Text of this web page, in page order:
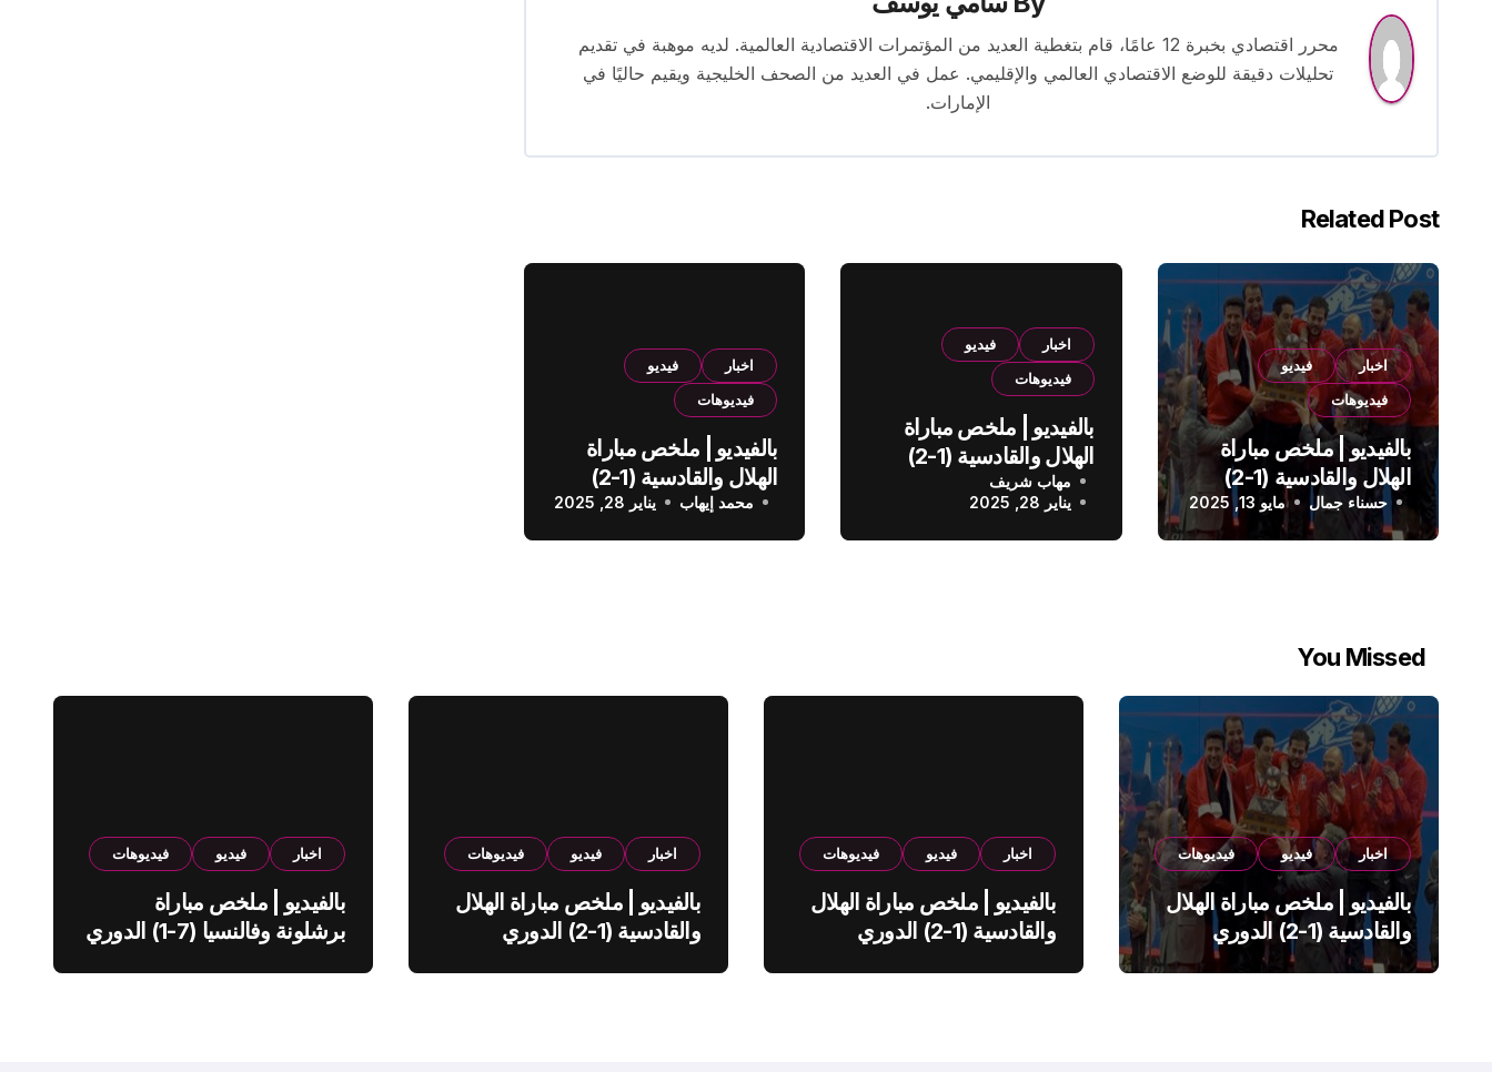
محرر اقتصادي بخبرة 12 عامًا، قام بتغطية العديد من المؤتمرات الاقتصادية العالمية. لديه موهبة في تقديم
تحليلات دقيقة للوضع الاقتصادي العالمي والإقليمي. عمل في العديد من الصحف الخليجية ويقيم حاليًا في
الإمارات.
Related Post
اخبار
فيديو
فيديوهات
بالفيديو | ملخص مباراة
الهلال والقادسية (1-2)
الدوري السعودي
حسناء جمال مايو 13, 2025
اخبار
فيديو
فيديوهات
بالفيديو | ملخص مباراة
الهلال والقادسية (1-2)
الدوري السعودي
مهاب شريف
يناير 28, 2025
اخبار
فيديو
فيديوهات
بالفيديو | ملخص مباراة
الهلال والقادسية (1-2)
الدوري السعودي
محمد إيهاب يناير 28, 2025
You Missed
اخبار فيديو فيديوهات
بالفيديو | ملخص مباراة الهلال
والقادسية (1-2) الدوري
السعودي
اخبار فيديو فيديوهات
بالفيديو | ملخص مباراة الهلال
والقادسية (1-2) الدوري
اخبار فيديو فيديوهات
بالفيديو | ملخص مباراة الهلال
والقادسية (1-2) الدوري
اخبار فيديو فيديوهات
بالفيديو | ملخص مباراة
برشلونة وفالنسيا (7-1) الدوري